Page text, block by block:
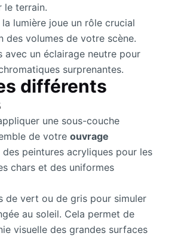
le terrain.
la lumière joue un rôle crucial
des volumes de votre scène.
avec un éclairage neutre pour
surprenantes.
différents
une sous-couche
de votre ouvrage
peintures acryliques pour les
chars et des uniformes
de vert ou de gris pour simuler
au soleil. Cela permet de
visuelle des grandes surfaces